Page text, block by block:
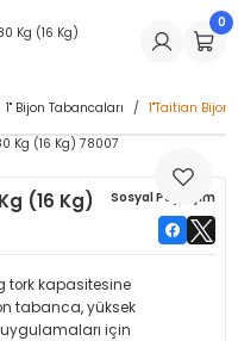
0
1" Bijon Tabancaları 1''Taitian
(16 Kg)
Sosyal Paylaşım
tork kapasitesine
tabanca, yüksek
uygulamaları için